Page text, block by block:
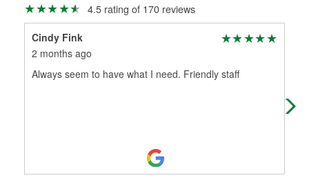
4.5 rating of 170 reviews
Cindy Fink
2 months ago
Always seem to have what I need. Friendly staff